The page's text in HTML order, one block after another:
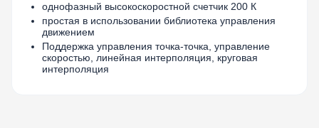
однофазный высокоскоростной счетчик 200 К
простая в использовании библиотека управления
движением
Поддержка управления точка-точка, управление
скоростью, линейная интерполяция, круговая
интерполяция